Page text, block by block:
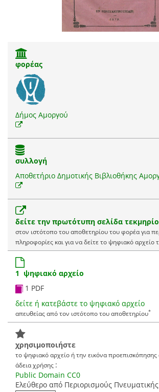
φορέας
Δήμος Αμοργού
συλλογή
Αποθετήριο Δημοτικής Βιβλιοθήκης
δείτε την πρωτότυπη σελίδα
στον ιστότοπο του αποθετηρίου του φορέα για
πληροφορίες και για να δείτε το ψηφιακό αρχείο
1 ψηφιακό αρχείο
1 PDF
δείτε ή κατεβάστε το ψηφιακό αρχείο
απευθείας από τον ιστότοπο του αποθετηρίου*
χρησιμοποιήστε
το ψηφιακό αρχείο ή την εικόνα
άδεια χρήσης :
Public Domain CC0
Ελεύθερο από Περιορισμούς Πνευματικής